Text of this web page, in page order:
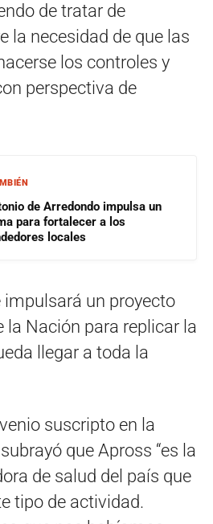
de tratar de
la necesidad de que las
los controles y
perspectiva de
de Arredondo impulsa un
para fortalecer a los
locales
un proyecto
la Nación para replicar la
llegar a toda la
suscripto en la
que Apross “es la
de salud del país que
tipo de actividad.